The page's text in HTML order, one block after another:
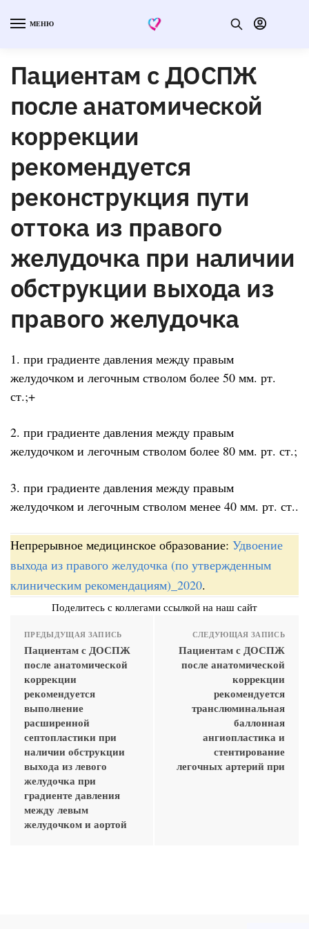
МЕНЮ
Пациентам с ДОСПЖ
после анатомической
коррекции
рекомендуется
реконструкция пути
оттока из правого
желудочка при наличии
обструкции выхода из
правого желудочка
1. при градиенте давления между правым
желудочком и легочным стволом более 50 мм. рт.
ст.;+
2. при градиенте давления между правым
желудочком и легочным стволом более 80 мм. рт. ст.;
3. при градиенте давления между правым
желудочком и легочным стволом менее 40 мм. рт. ст..
Непрерывное медицинское образование: Удвоение
выхода из правого желудочка (по утвержденным
клиническим рекомендациям)_2020.
Поделитесь с коллегами ссылкой на наш сайт
ПРЕДЫДУЩАЯ ЗАПИСЬ
Пациентам с ДОСПЖ
после анатомической
коррекции
рекомендуется
выполнение
расширенной
септопластики при
наличии обструкции
выхода из левого
желудочка при
градиенте давления
между левым
желудочком и аортой
СЛЕДУЮЩАЯ ЗАПИСЬ
Пациентам с ДОСПЖ
после анатомической
коррекции
рекомендуется
транслюминальная
баллонная
ангиопластика и
стентирование
легочных артерий при